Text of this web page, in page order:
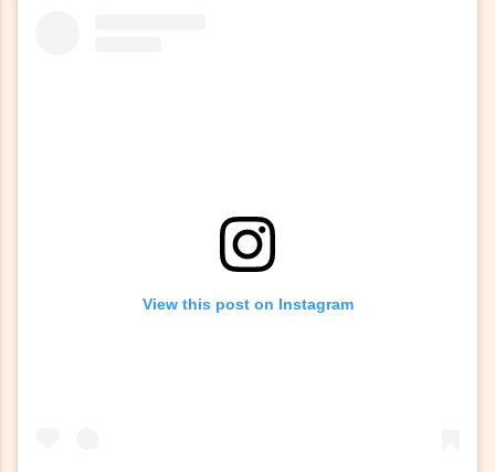
View this post on Instagram